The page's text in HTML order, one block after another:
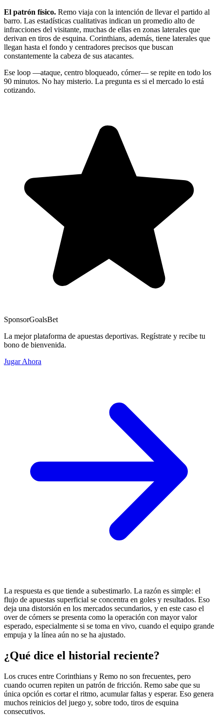
El patrón físico. Remo viaja con la intención de llevar el partido al
barro. Las estadísticas cualitativas indican un promedio alto de
infracciones del visitante, muchas de ellas en zonas laterales que
derivan en tiros de esquina. Corinthians, además, tiene laterales que
llegan hasta el fondo y centradores precisos que buscan
constantemente la cabeza de sus atacantes.
Ese loop —ataque, centro bloqueado, córner— se repite en todo los
90 minutos. No hay misterio. La pregunta es si el mercado lo está
cotizando.
SponsorGoalsBet
La mejor plataforma de apuestas deportivas. Regístrate y recibe tu
bono de bienvenida.
Jugar Ahora
La respuesta es que tiende a subestimarlo. La razón es simple: el
flujo de apuestas superficial se concentra en goles y resultados. Eso
deja una distorsión en los mercados secundarios, y en este caso el
over de córners se presenta como la operación con mayor valor
esperado, especialmente si se toma en vivo, cuando el equipo grande
empuja y la línea aún no se ha ajustado.
¿Qué dice el historial reciente?
Los cruces entre Corinthians y Remo no son frecuentes, pero
cuando ocurren repiten un patrón de fricción. Remo sabe que su
única opción es cortar el ritmo, acumular faltas y esperar. Eso genera
muchos reinicios del juego y, sobre todo, tiros de esquina
consecutivos.